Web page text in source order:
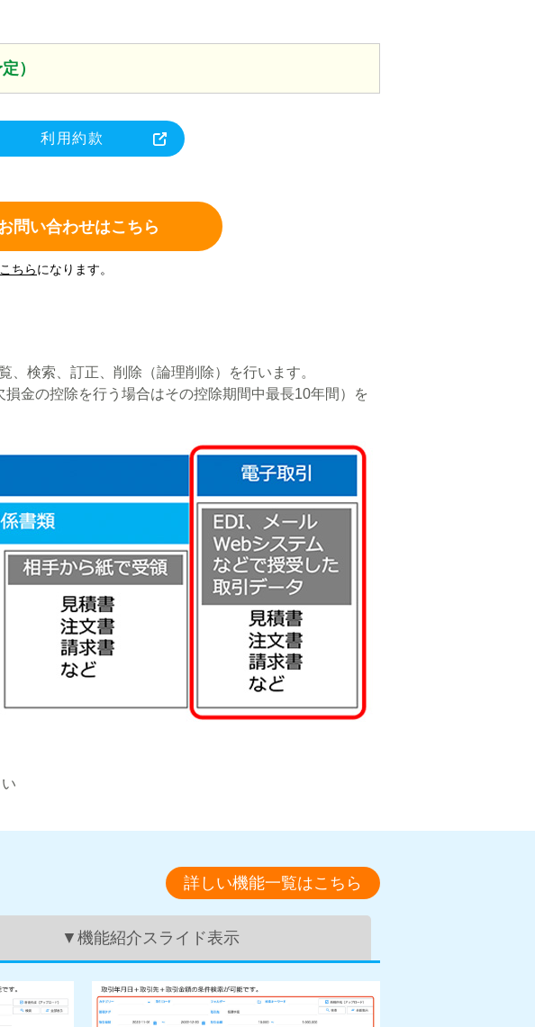
）
利用約款
問い合わせはこちら
こちらになります。
、検索、訂正、削除（論理削除）を行います。
金の控除を行う場合はその控除期間中最長10年間）を
詳しい機能一覧はこちら
▼機能紹介スライド表示